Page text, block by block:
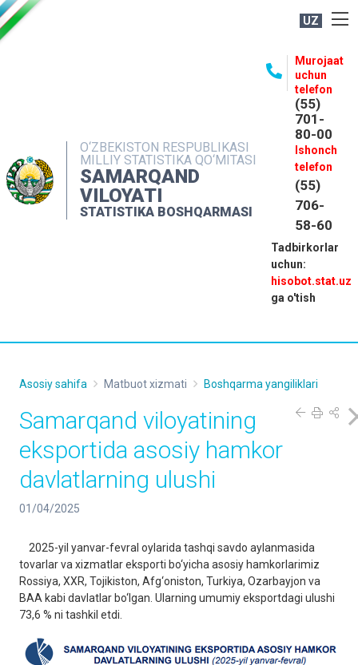
UZ
O‘ZBEKISTON RESPUBLIKASI
MILLIY STATISTIKA QO‘MITASI
SAMARQAND
VILOYATI
STATISTIKA BOSHQARMASI
Murojaat
uchun
telefon
(55)
701-
80-00
Ishonch
telefon
(55)
706-
58-60
Tadbirkorlar
uchun:
hisobot.stat.uz
ga o'tish
MATBUOT XIZMATI
MUROJAATLAR
KONTAKTLAR
Asosiy sahifa Matbuot xizmati Boshqarma yangiliklari
Samarqand viloyatining
eksportida asosiy hamkor
davlatlarning ulushi
01/04/2025
2025-yil yanvar-fevral oylarida tashqi savdo aylanmasida
tovarlar va xizmatlar eksporti bo‘yicha asosiy hamkorlarimiz
Rossiya, XXR, Tojikiston, Afg‘oniston, Turkiya, Ozarbayjon va
BAA kabi davlatlar bo‘lgan. Ularning umumiy еksportdagi ulushi
73,6 % ni tashkil etdi.